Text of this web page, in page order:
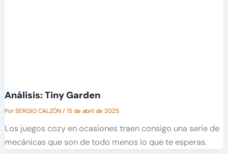
Análisis: Tiny Garden
PorSERGIO CALZÓN/15 de abril de 2025
Los juegos cozy en ocasiones traen consigo una serie de
mecánicas que son de todo menos lo que te esperas.